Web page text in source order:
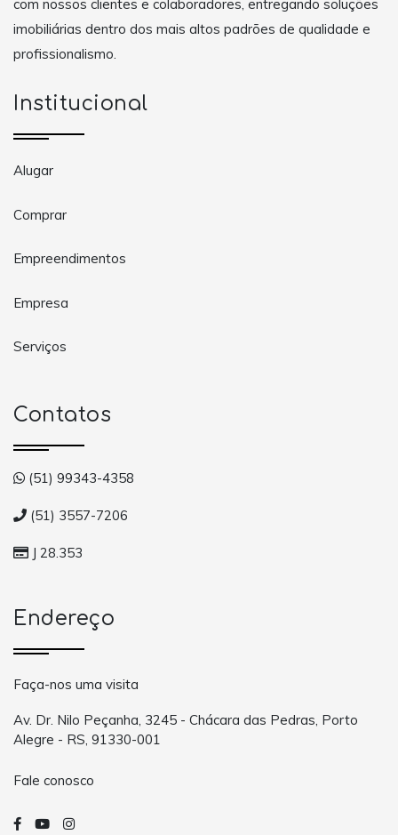
com nossos clientes e colaboradores, entregando soluções
imobiliárias dentro dos mais altos padrões de qualidade e
profissionalismo.
Institucional
Alugar
Comprar
Empreendimentos
Empresa
Serviços
Contatos
(51) 99343-4358
(51) 3557-7206
J 28.353
Endereço
Faça-nos uma visita
Av. Dr. Nilo Peçanha, 3245 - Chácara das Pedras, Porto
Alegre - RS, 91330-001
Fale conosco